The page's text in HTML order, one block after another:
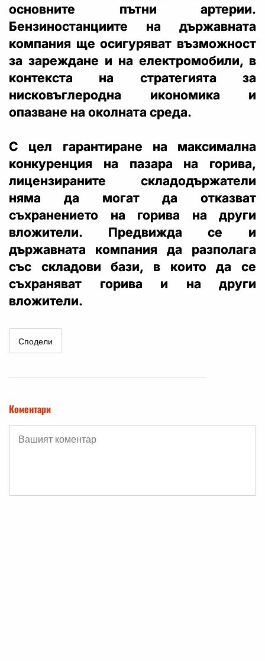
основните пътни артерии.
Бензиностанциите на държавната
компания ще осигуряват възможност
за зареждане и на електромобили, в
контекста на стратегията за
нисковъглеродна икономика и
опазване на околната среда.
С цел гарантиране на максимална
конкуренция на пазара на горива,
лицензираните складодържатели
няма да могат да отказват
съхранението на горива на други
вложители. Предвижда се и
държавната компания да разполага
със складови бази, в които да се
съхраняват горива и на други
вложители.
Сподели
Коментари